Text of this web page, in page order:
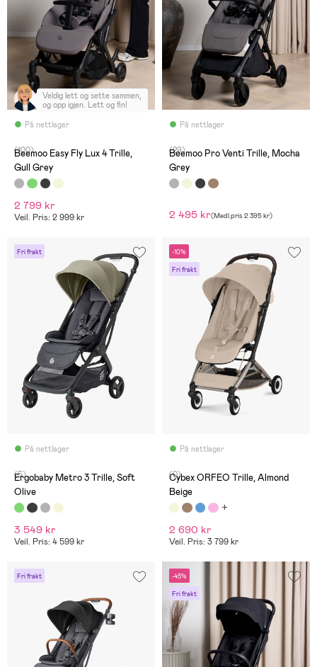
På nettlager
Veldig lett og sette sammen,
og opp igjen. Lett og fin!
(100)
Beemoo Easy Fly Lux 4 Trille,
Gull Grey
2 799 kr
Veil. Pris: 2 999 kr
På nettlager
(29)
Beemoo Pro Venti Trille, Mocha
Grey
2 495 kr(Medl.pris 2 395 kr)
Fri frakt
På nettlager
(5)
Ergobaby Metro 3 Trille, Soft
Olive
3 549 kr
Veil. Pris: 4 599 kr
-10%
Fri frakt
På nettlager
(0)
Cybex ORFEO Trille, Almond
Beige
2 690 kr
Veil. Pris: 3 799 kr
Fri frakt -45%
Fri frakt